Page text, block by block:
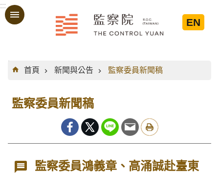
跳到主要內容區塊
:::
EN
:::
首頁
新聞與公告 監察委員新聞稿
監察委員新聞稿
監察委員鴻義章、高涌誠赴臺東